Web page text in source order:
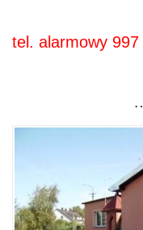
tel. alarmowy 997